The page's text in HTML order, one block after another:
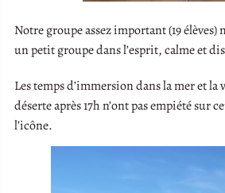
Notre groupe assez important (19 élèves)
un petit groupe dans l’esprit, calme et
Les temps d’immersion dans la mer et la
déserte après 17h n’ont pas empiété sur
l’icône.